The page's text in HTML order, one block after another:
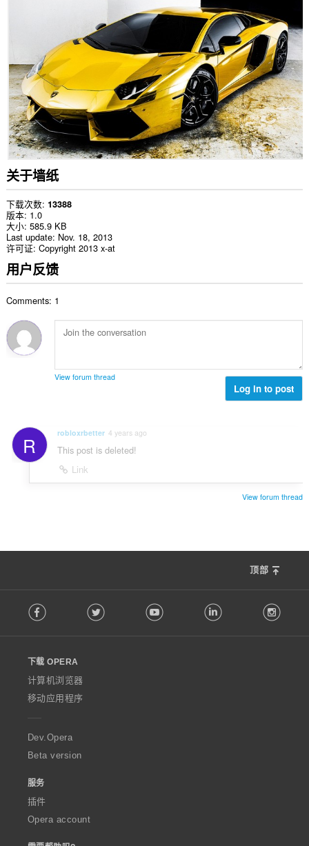
关于墙纸
下载次数 13388
版本 1.0
大小 585.9 KB
Last update Nov. 18, 2013
许可证 Copyright 2013 x-at
用户反馈
Comments: 1
View forum thread
Log in to post
R robloxrbetter 4 years ago
This post is deleted!
Link
View forum thread
顶部
o
w
O
p
e
a
Facebook Twitter Youtube LinkedIn
下载 OPERA
计算机浏览器
移动应用程序
Dev.Opera
Beta version
服务
插件
Opera account